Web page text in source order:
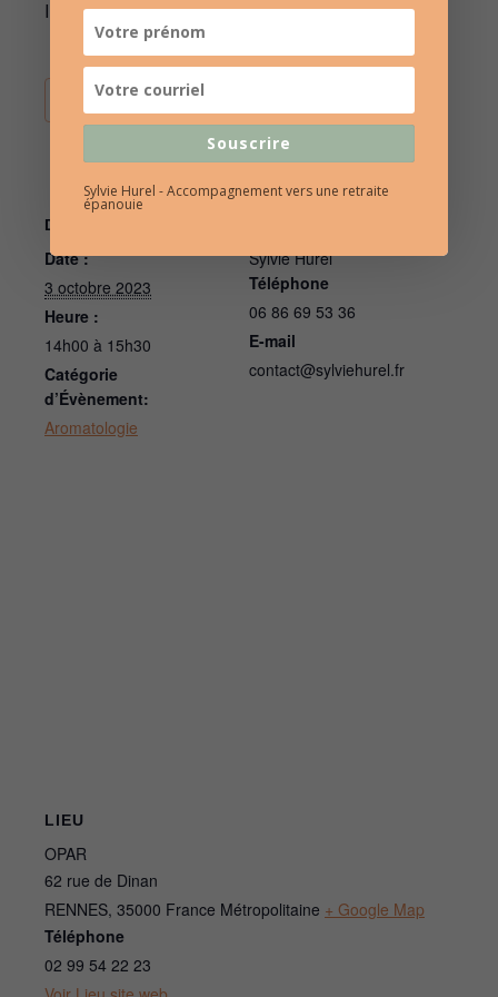
Inscription au plus tard une semaine avant l’atelier.
AJOUTER AU CALENDRIER
DÉTAILS
Date :
3 octobre 2023
Heure :
14h00 à 15h30
Catégorie
d’Évènement:
Aromatologie
Sylvie Hurel
Téléphone
06 86 69 53 36
E-mail
contact@sylviehurel.fr
LIEU
OPAR
62 rue de Dinan
RENNES, 35000 France Métropolitaine + Google Map
Téléphone
02 99 54 22 23
Souscrire
Sylvie Hurel - Accompagnement vers une retraite
épanouie